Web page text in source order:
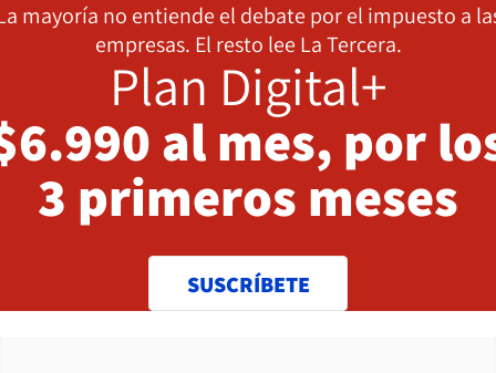
mayoría no entiende el debate por el impuesto a
empresas. El resto lee La Tercera.
Plan Digital+
al mes, por
3 primeros meses
SUSCRÍBETE